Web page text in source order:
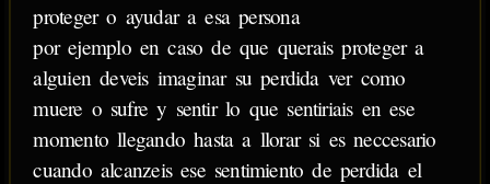
proteger o ayudar a esa persona
por ejemplo en caso de que querais proteger a
alguien deveis imaginar su perdida ver como
muere o sufre y sentir lo que sentiriais en ese
momento llegando hasta a llorar si es neccesario
cuando alcanzeis ese sentimiento de perdida el